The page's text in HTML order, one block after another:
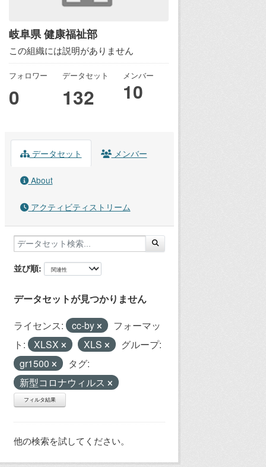
岐阜県 健康福祉部
この組織には説明がありません
フォロワー
0
データセット
132
メンバー
10
データセット メンバー
About
アクティビティストリーム
並び順
データセットが見つかりません
ライセンス: cc-by
フォーマッ
ト:
XLSX XLS
グループ:
gr1500
タグ:
新型コロナウィルス
フィルタ結果
他の検索を試してください。